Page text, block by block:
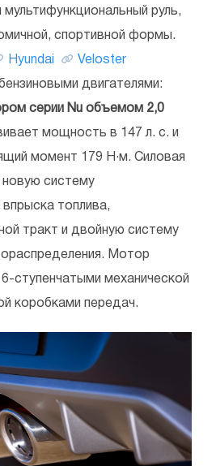
руль,
спортивной формы.
Hyundai Veloster
двигателями:
серии Nu объемом 2,0
мощность в 147 л. с. и
момент 179 Н·м. Силовая
новую систему
топлива,
тракт и двойную систему
Мотор
ступенчатыми механической
коробками передач.